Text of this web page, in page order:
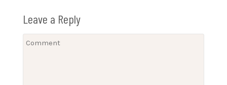
Leave a Reply